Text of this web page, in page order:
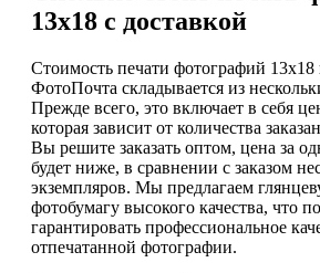
13х18 с доставкой
Стоимость печати фотографий
ФотоПочта складывается из
Прежде всего, это включает в себя
которая зависит от количества
Вы решите заказать оптом, цена за
будет ниже, в сравнении с заказом
экземпляров. Мы предлагаем
фотобумагу высокого качества, что
гарантировать профессиональное
отпечатанной фотографии.